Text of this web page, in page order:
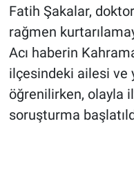
Fatih Şakalar,
rağmen
Acı haberin
ilçesindeki ailesi ve
öğrenilirken, olayla
soruşturma